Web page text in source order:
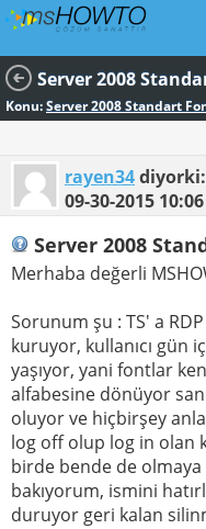
Server 2008
Konu:Server 2008 Standart
rayen34diyorki:
09-30-2015
Server 2008
Merhaba değerli
Sorunum şu : TS' a
kuruyor, kullanıcı gün
yaşıyor, yani fontlar
alfabesine dönüyor
oluyor ve hiçbirşey
log off olup log in olan
birde bende de
bakıyorum, ismini
duruyor geri kalan